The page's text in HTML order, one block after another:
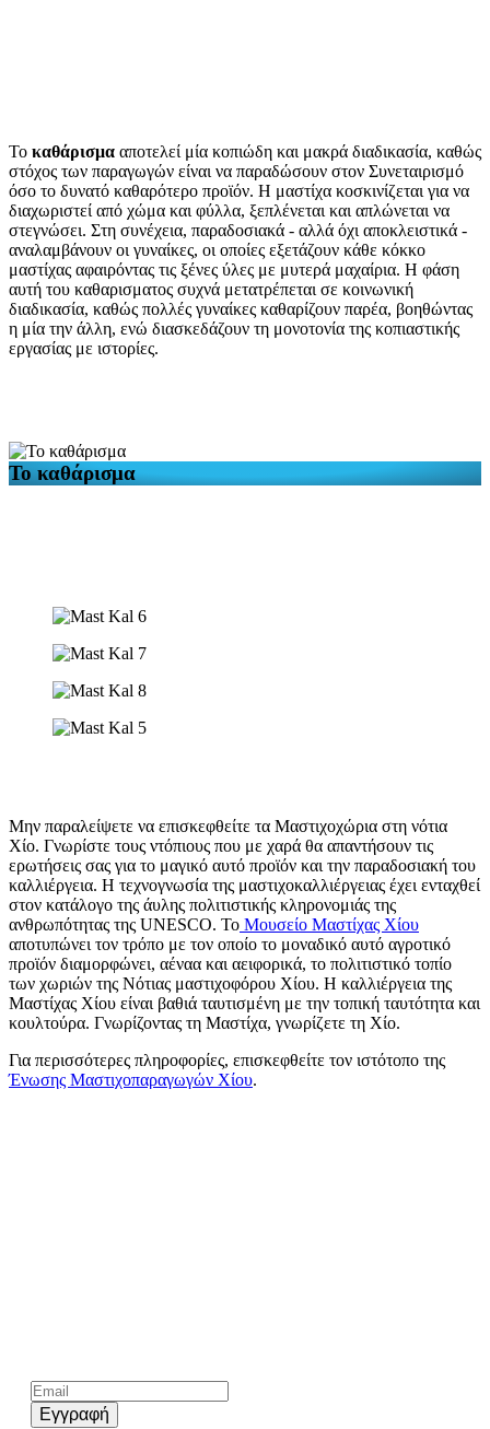
Το καθάρισμα αποτελεί μία κοπιώδη και μακρά διαδικασία, καθώς
στόχος των παραγωγών είναι να παραδώσουν στον Συνεταιρισμό
όσο το δυνατό καθαρότερο προϊόν. Η μαστίχα κοσκινίζεται για να
διαχωριστεί από χώμα και φύλλα, ξεπλένεται και απλώνεται να
στεγνώσει. Στη συνέχεια, παραδοσιακά - αλλά όχι αποκλειστικά -
αναλαμβάνουν οι γυναίκες, οι οποίες εξετάζουν κάθε κόκκο
μαστίχας αφαιρόντας τις ξένες ύλες με μυτερά μαχαίρια. Η φάση
αυτή του καθαρισματος συχνά μετατρέπεται σε κοινωνική
διαδικασία, καθώς πολλές γυναίκες καθαρίζουν παρέα, βοηθώντας
η μία την άλλη, ενώ διασκεδάζουν τη μονοτονία της κοπιαστικής
εργασίας με ιστορίες.
Το καθάρισμα
Μην παραλείψετε να επισκεφθείτε τα Μαστιχοχώρια στη νότια
Χίο. Γνωρίστε τους ντόπιους που με χαρά θα απαντήσουν τις
ερωτήσεις σας για το μαγικό αυτό προϊόν και την παραδοσιακή του
καλλιέργεια. Η τεχνογνωσία της μαστιχοκαλλιέργειας έχει ενταχθεί
στον κατάλογο της άυλης πολιτιστικής κληρονομιάς της
ανθρωπότητας της UNESCO. Το Μουσείο Μαστίχας Χίου
αποτυπώνει τον τρόπο με τον οποίο το μοναδικό αυτό αγροτικό
προϊόν διαμορφώνει, αέναα και αειφορικά, το πολιτιστικό τοπίο
των χωριών της Νότιας μαστιχοφόρου Χίου. Η καλλιέργεια της
Μαστίχας Χίου είναι βαθιά ταυτισμένη με την τοπική ταυτότητα και
κουλτούρα. Γνωρίζοντας τη Μαστίχα, γνωρίζετε τη Χίο.
Για περισσότερες πληροφορίες, επισκεφθείτε τον ιστότοπο της
Ένωσης Μαστιχοπαραγωγών Χίου.
Εγγραφή